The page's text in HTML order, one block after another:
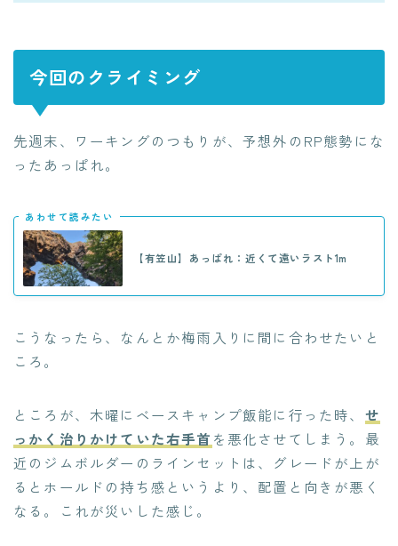
今回のクライミング
先週末、ワーキングのつもりが、予想外のRP態勢にな
ったあっぱれ。
あわせて読みたい
【有笠山】あっぱれ：近くて遠いラスト1m
こうなったら、なんとか梅雨入りに間に合わせたいと
ころ。
ところが、木曜にベースキャンプ飯能に行った時、 せ
っかく治りかけていた右手首 を悪化させてしまう。最
近のジムボルダーのラインセットは、グレードが上が
るとホールドの持ち感というより、配置と向きが悪く
なる。これが災いした感じ。